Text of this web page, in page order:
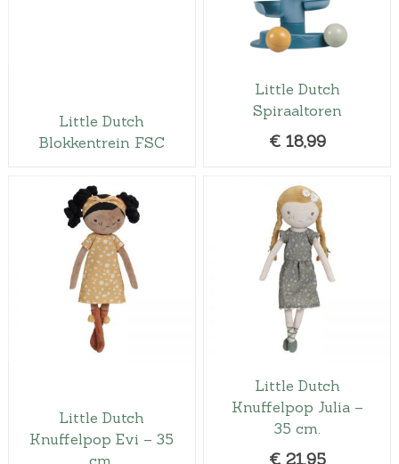
Little Dutch
Blokkentrein FSC
Little Dutch
Spiraaltoren
€ 18,99
Little Dutch
Knuffelpop Evi – 35
Little Dutch
Knuffelpop Julia –
35 cm.
€ 21,95